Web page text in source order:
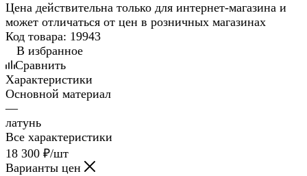
Цена действительна только для интернет-магазина и
может отличаться от цен в розничных магазинах
Код товара: 19943
В избранное
Сравнить
Характеристики
Основной материал
—
латунь
Все характеристики
18 300 ₽/шт
Варианты цен